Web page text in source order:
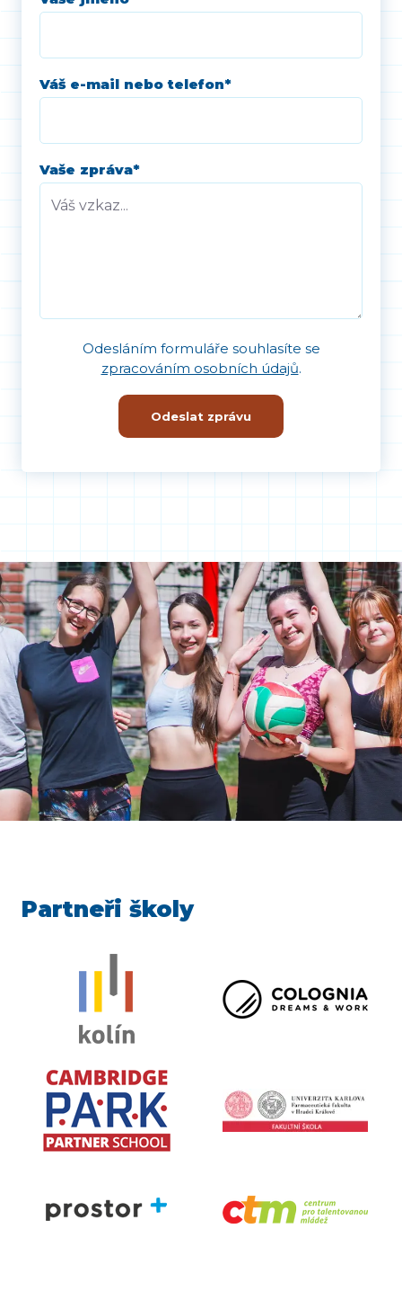
Váš e-mail nebo telefon*
Vaše zpráva*
Odesláním formuláře souhlasíte se
zpracováním osobních údajů.
Odeslat zprávu
Partneři školy